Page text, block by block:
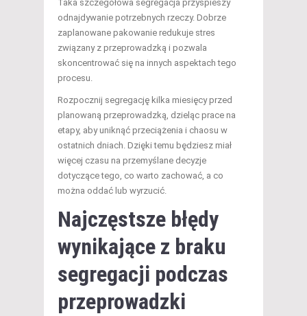
Taka szczegółowa segregacja przyspieszy
odnajdywanie potrzebnych rzeczy. Dobrze
zaplanowane pakowanie redukuje stres
związany z przeprowadzką i pozwala
skoncentrować się na innych aspektach tego
procesu.
Rozpocznij segregację kilka miesięcy przed
planowaną przeprowadzką, dzieląc prace na
etapy, aby uniknąć przeciążenia i chaosu w
ostatnich dniach. Dzięki temu będziesz miał
więcej czasu na przemyślane decyzje
dotyczące tego, co warto zachować, a co
można oddać lub wyrzucić.
Najczęstsze błędy
wynikające z braku
segregacji podczas
przeprowadzki